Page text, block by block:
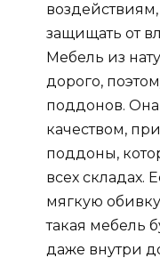
защищать от
Мебель из
дорого,
поддонов. Она
качеством,
поддоны,
всех складах.
мягкую
такая мебель
даже внутри